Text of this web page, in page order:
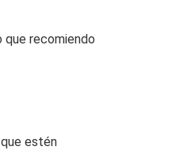
que recomiendo
estén